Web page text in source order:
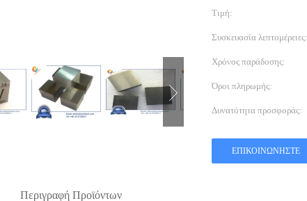
Τιμή:
Συσκευασία λεπτομέρειες:
Χρόνος παράδοσης:
Όροι πληρωμής:
Δυνατότητα προσφοράς:
ΕΠΙΚΟΙΝΩΝΉΣΤΕ
Περιγραφή Προϊόντων